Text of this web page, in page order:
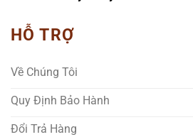
HỖ TRỢ
Về Chúng Tôi
Quy Định Bảo Hành
Đổi Trả Hàng